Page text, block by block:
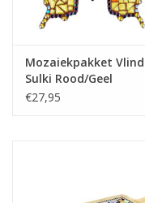
Mozaiekpakket
Sulki Rood/Geel
€27,95